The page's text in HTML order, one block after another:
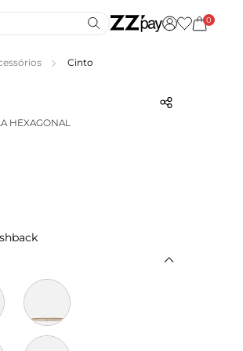
0
Cinto
HEXAGONAL